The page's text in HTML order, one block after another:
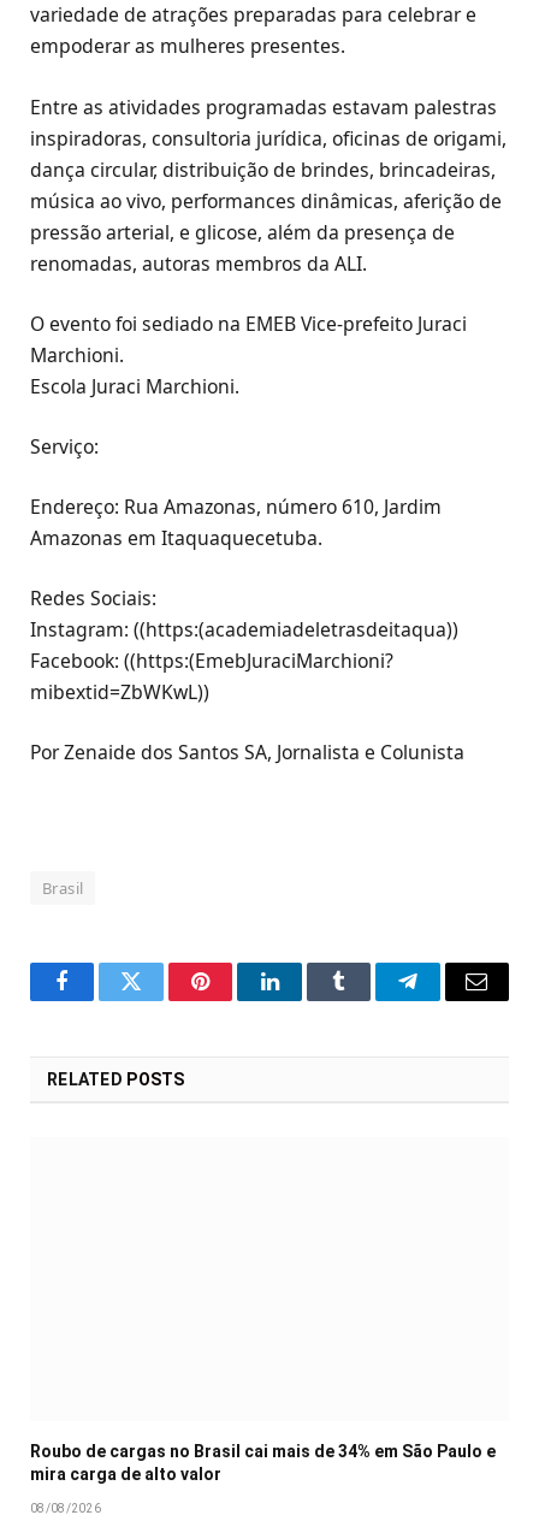
variedade de atrações preparadas para celebrar e
empoderar as mulheres presentes.
Entre as atividades programadas estavam palestras
inspiradoras, consultoria jurídica, oficinas de origami,
dança circular, distribuição de brindes, brincadeiras,
música ao vivo, performances dinâmicas, aferição de
pressão arterial, e glicose, além da presença de
renomadas, autoras membros da ALI.
O evento foi sediado na EMEB Vice-prefeito Juraci
Marchioni.
Escola Juraci Marchioni.
Serviço:
Endereço: Rua Amazonas, número 610, Jardim
Amazonas em Itaquaquecetuba.
Redes Sociais:
Instagram: ((https:(academiadeletrasdeitaqua))
Facebook: ((https:(EmebJuraciMarchioni?
mibextid=ZbWKwL))
Por Zenaide dos Santos SA, Jornalista e Colunista
Brasil
FacebookTwitter PinterestLinkedInTumblr TelegramEmail
RELATED POSTS
Roubo de cargas no Brasil cai mais de 34% em São Paulo e
mira carga de alto valor
08/08/2026